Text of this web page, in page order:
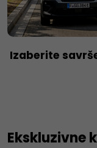
Izaberite
Ekskluzivne